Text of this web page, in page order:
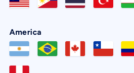
America